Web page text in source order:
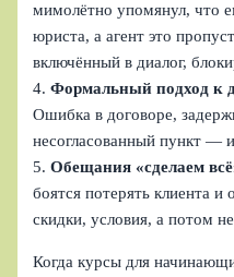
мимолётно упомянул, что
юриста, а агент это
включённый в диалог,
4.Формальный подход к
Ошибка в договоре,
несогласованный пункт —
5.Обещания «сделаем
боятся потерять клиента
скидки, условия, а потом
Когда курсы для